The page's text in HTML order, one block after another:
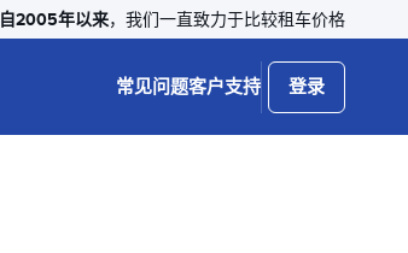
自2005年以来，我们一直致力于比较租车价格
常见问题客户支持 登录